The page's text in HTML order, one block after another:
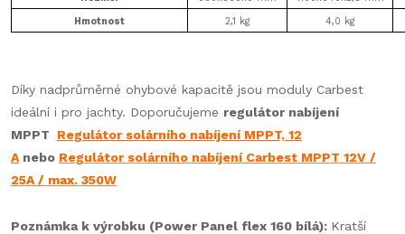
Hmotnost
2,1 kg 4,0 kg
Díky nadprůměrné ohybové kapacitě jsou moduly Carbest
ideální i pro jachty. Doporučujeme regulátor nabíjení
MPPT Regulátor solárního nabíjení MPPT, 12
A nebo Regulátor solárního nabíjení Carbest MPPT 12V /
25A / max. 350W
Poznámka k výrobku (Power Panel flex 160 bílá): Kratší